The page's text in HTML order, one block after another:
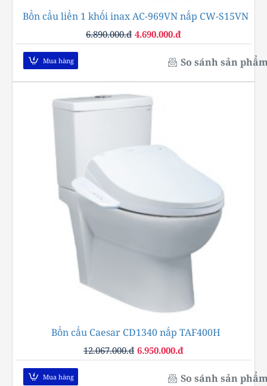
-32%
Bồn cầu liền 1 khối inax AC-969VN nắp CW-S15VN
4.690.000.đ
6.890.000.đ
Mua hàng So sánh sản
Bồn cầu Caesar CD1340 nắp TAF400H
6.950.000.đ
12.067.000.đ
Mua hàng So sánh sản